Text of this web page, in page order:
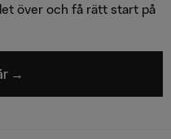
över och få rätt start på
→